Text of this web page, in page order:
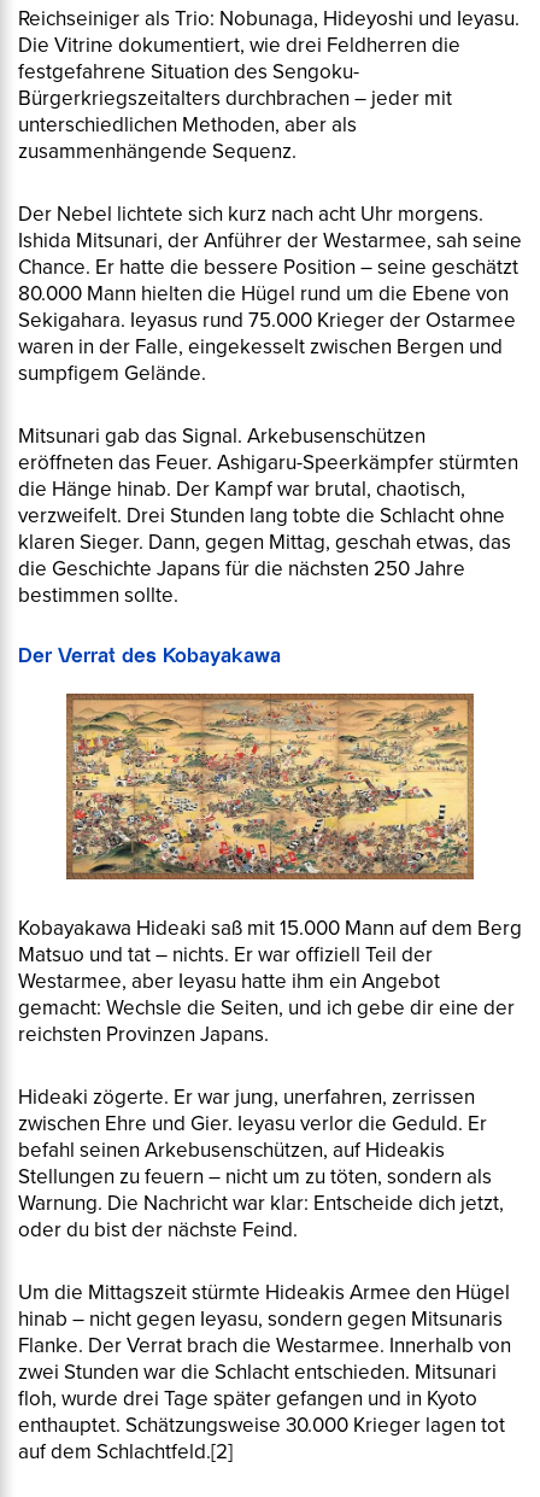
Reichseiniger als Trio: Nobunaga, Hideyoshi und Ieyasu.
Die Vitrine dokumentiert, wie drei Feldherren die
festgefahrene Situation des Sengoku-
Bürgerkriegszeitalters durchbrachen – jeder mit
unterschiedlichen Methoden, aber als
zusammenhängende Sequenz.
Der Nebel lichtete sich kurz nach acht Uhr morgens.
Ishida Mitsunari, der Anführer der Westarmee, sah seine
Chance. Er hatte die bessere Position – seine geschätzt
80.000 Mann hielten die Hügel rund um die Ebene von
Sekigahara. Ieyasus rund 75.000 Krieger der Ostarmee
waren in der Falle, eingekesselt zwischen Bergen und
sumpfigem Gelände.
Mitsunari gab das Signal. Arkebusenschützen
eröffneten das Feuer. Ashigaru-Speerkämpfer stürmten
die Hänge hinab. Der Kampf war brutal, chaotisch,
verzweifelt. Drei Stunden lang tobte die Schlacht ohne
klaren Sieger. Dann, gegen Mittag, geschah etwas, das
die Geschichte Japans für die nächsten 250 Jahre
bestimmen sollte.
Der Verrat des Kobayakawa
Kobayakawa Hideaki saß mit 15.000 Mann auf dem Berg
Matsuo und tat – nichts. Er war offiziell Teil der
Westarmee, aber Ieyasu hatte ihm ein Angebot
gemacht: Wechsle die Seiten, und ich gebe dir eine der
reichsten Provinzen Japans.
Hideaki zögerte. Er war jung, unerfahren, zerrissen
zwischen Ehre und Gier. Ieyasu verlor die Geduld. Er
befahl seinen Arkebusenschützen, auf Hideakis
Stellungen zu feuern – nicht um zu töten, sondern als
Warnung. Die Nachricht war klar: Entscheide dich jetzt,
oder du bist der nächste Feind.
Um die Mittagszeit stürmte Hideakis Armee den Hügel
hinab – nicht gegen Ieyasu, sondern gegen Mitsunaris
Flanke. Der Verrat brach die Westarmee. Innerhalb von
zwei Stunden war die Schlacht entschieden. Mitsunari
floh, wurde drei Tage später gefangen und in Kyoto
enthauptet. Schätzungsweise 30.000 Krieger lagen tot
auf dem Schlachtfeld.[2]